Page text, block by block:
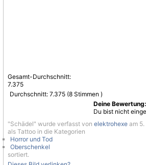
Gesamt-Durchschnitt:
7.375
Durchschnitt: 7.375 (8 Stimmen )
Deine Bewertung:
Du bist nicht
"Schädel" wurde verfasst von elektrohexe am
als Tattoo in die Kategorien
Horror und Tod
Oberschenkel
sortiert.